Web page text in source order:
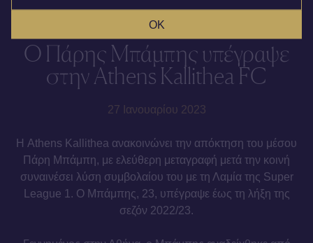
Ο Πάρης Μπάμπης υπέγραψε
στην Athens Kallithea FC
27 Ιανουαρίου 2023
Η Athens Kallithea ανακοινώνει την απόκτηση του μέσου
Πάρη Μπάμπη, με ελεύθερη μεταγραφή μετά την κοινή
συναινέσει λύση συμβολαίου του με τη Λαμία της Super
League 1. Ο Μπάμπης, 23, υπέγραψε έως τη λήξη της
σεζόν 2022/23.
OK